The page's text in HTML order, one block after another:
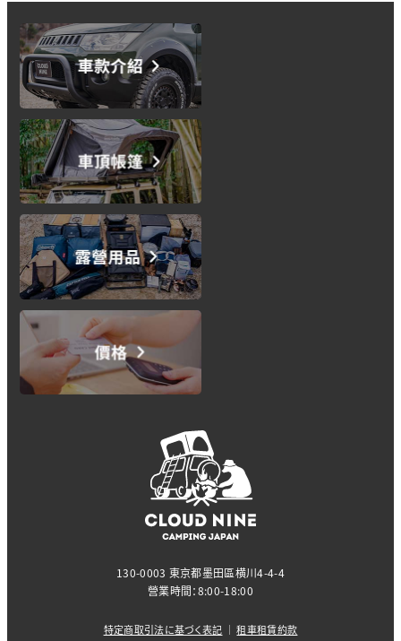
130-0003 東京都墨田區横川4-4-4
營業時間：8:00-18:00
特定商取引法に基づく表記 ｜租車租賃約款